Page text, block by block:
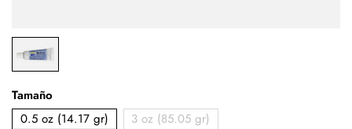
Tamaño
0.5 oz (14.17 gr)
3 oz (85.05 gr)